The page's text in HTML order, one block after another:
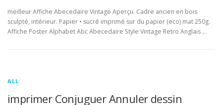
meilleur Affiche Abecedaire Vintage Aperçu. Cadre ancien en bois
sculpté, intérieur. Papier • sucré imprimé sur du papier (eco) mat 250g.
Affiche Poster Alphabet Abc Abecedaire Style Vintage Retro Anglais …
ALL
imprimer Conjuguer Annuler dessin